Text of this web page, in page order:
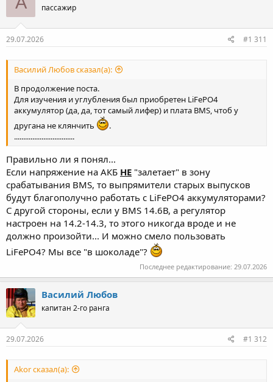
пассажир
29.07.2026 #1 311
Василий Любов сказал(а):
В продолжение поста.
Для изучения и углубления был приобретен LiFePO4
аккумулятор (да, да, тот самый лифер) и плата BMS, чтоб у
другана не клянчить
.
.................................
Правильно ли я понял...
Если напряжение на АКБ НЕ "залетает" в зону
срабатывания BMS, то выпрямители старых выпусков
будут благополучно работать с LiFePO4 аккумуляторами?
С другой стороны, если у BMS 14.6В, а регулятор
настроен на 14.2-14.3, то этого никогда вроде и не
должно произойти... И можно смело пользовать
LiFePO4? Мы все "в шоколаде"?
Последнее редактирование: 29.07.2026
Василий Любов
капитан 2-го ранга
29.07.2026 #1 312
Akor сказал(а):